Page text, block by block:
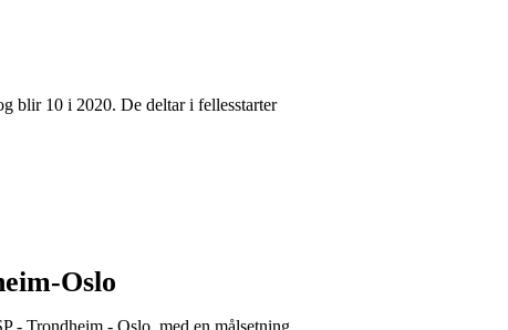
blir 10 i 2020. De deltar i fellesstarter
Oslo
- Trondheim - Oslo, med en målsetning